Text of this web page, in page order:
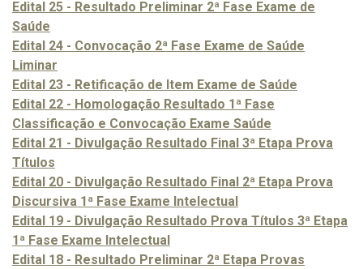
Edital 25 - Resultado Preliminar 2ª Fase Exame de
Saúde
Edital 24 - Convocação 2ª Fase Exame de Saúde
Liminar
Edital 23 - Retificação de Item Exame de Saúde
Edital 22 - Homologação Resultado 1ª Fase
Classificação e Convocação Exame Saúde
Edital 21 - Divulgação Resultado Final 3ª Etapa Prova
Títulos
Edital 20 - Divulgação Resultado Final 2ª Etapa Prova
Discursiva 1ª Fase Exame Intelectual
Edital 19 - Divulgação Resultado Prova Títulos 3ª Etapa
1ª Fase Exame Intelectual
Edital 18 - Resultado Preliminar 2ª Etapa Provas